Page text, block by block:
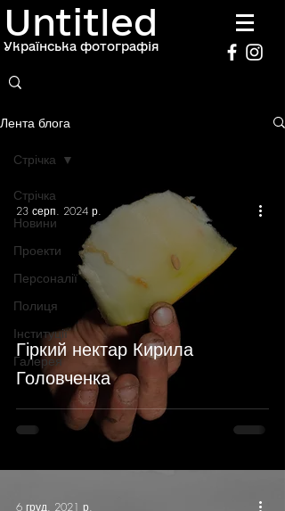
Untitled
Українська фотографія
Лента блога
Стрічка
Новини
Проекти
Персоналії
Полиця
Інституції
Галерея
Стрічка
Гіркий нектар Кирила
Головченка
23 серп. 2024 р.
6 груд. 2021 р.